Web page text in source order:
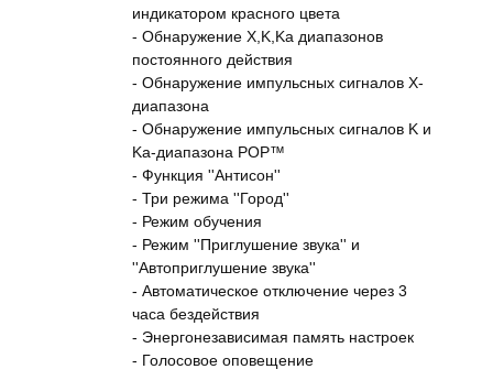
индикатором красного цвета
- Обнаружение X,K,Ka диапазонов
постоянного действия
- Обнаружение импульсных сигналов X-
диапазона
- Обнаружение импульсных сигналов K и
Ka-диапазона POP™
- Функция ''Антисон''
- Три режима ''Город''
- Режим обучения
- Режим ''Приглушение звука'' и
''Автоприглушение звука''
- Автоматическое отключение через 3
часа бездействия
- Энергонезависимая память настроек
- Голосовое оповещение